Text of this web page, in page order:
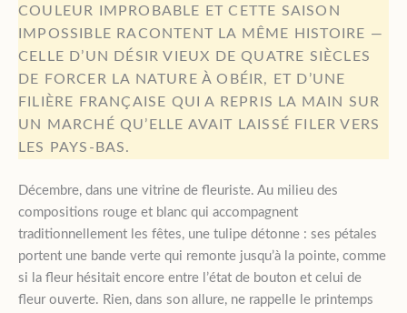
COULEUR IMPROBABLE ET CETTE SAISON
IMPOSSIBLE RACONTENT LA MÊME HISTOIRE —
CELLE D’UN DÉSIR VIEUX DE QUATRE SIÈCLES
DE FORCER LA NATURE À OBÉIR, ET D’UNE
FILIÈRE FRANÇAISE QUI A REPRIS LA MAIN SUR
UN MARCHÉ QU’ELLE AVAIT LAISSÉ FILER VERS
LES PAYS-BAS.
Décembre, dans une vitrine de fleuriste. Au milieu des
compositions rouge et blanc qui accompagnent
traditionnellement les fêtes, une tulipe détonne : ses pétales
portent une bande verte qui remonte jusqu’à la pointe, comme
si la fleur hésitait encore entre l’état de bouton et celui de
fleur ouverte. Rien, dans son allure, ne rappelle le printemps